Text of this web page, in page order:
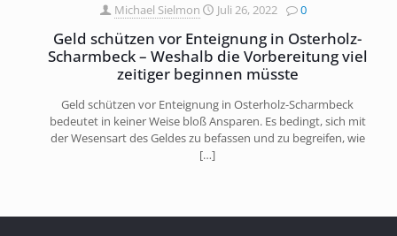
Michael Sielmon Juli 26, 2022 0
Geld schützen vor Enteignung in Osterholz-
Scharmbeck – Weshalb die Vorbereitung viel
zeitiger beginnen müsste
Geld schützen vor Enteignung in Osterholz-Scharmbeck
bedeutet in keiner Weise bloß Ansparen. Es bedingt, sich mit
der Wesensart des Geldes zu befassen und zu begreifen, wie
[…]